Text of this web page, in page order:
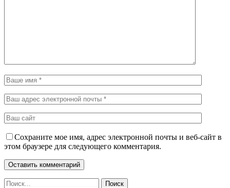
Сохраните мое имя, адрес электронной почты и веб-сайт в
этом браузере для следующего комментария.